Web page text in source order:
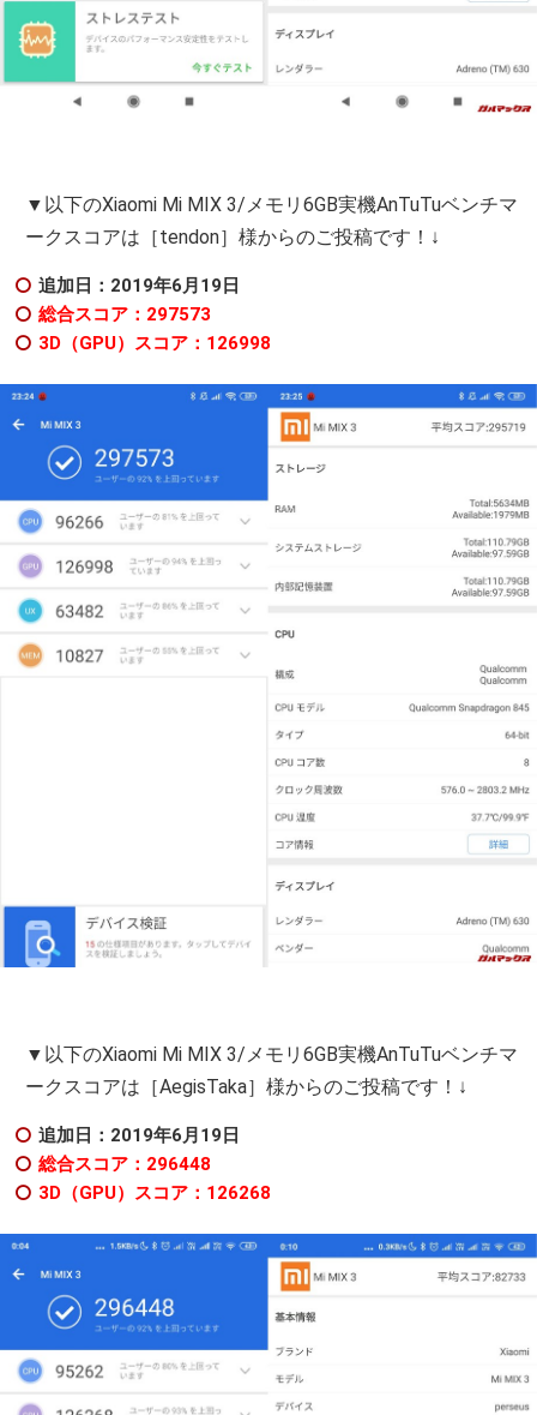
▼以下のXiaomi Mi MIX 3/メモリ6GB実機AnTuTuベンチマ
ークスコアは［tendon］様からのご投稿です！↓
追加日：2019年6月19日
総合スコア：297573
3D（GPU）スコア：126998
▼以下のXiaomi Mi MIX 3/メモリ6GB実機AnTuTuベンチマ
ークスコアは［AegisTaka］様からのご投稿です！↓
追加日：2019年6月19日
総合スコア：296448
3D（GPU）スコア：126268